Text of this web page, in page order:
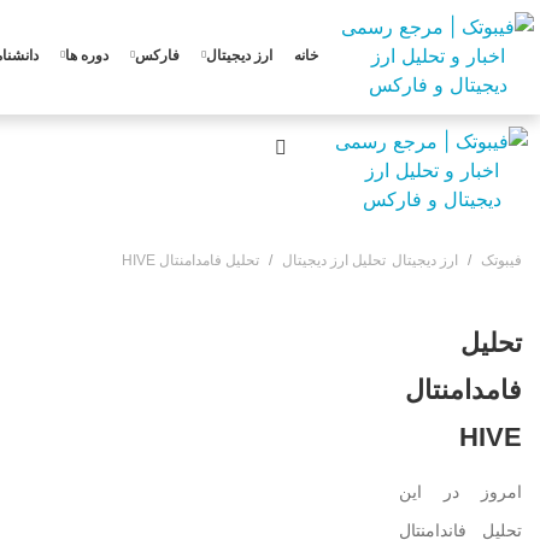
خانه ارز دیجیتال فارکس دوره ها
فیبوتک ارز دیجیتال تحلیل ارز دیجیتال تحلیل فامدامنتال HIVE
تحلیل
فامدامنتال
HIVE
امروز در این
تحلیل فاندامنتال